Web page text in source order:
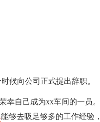
候向公司正式提出辞职。
幸自己成为xx车间的一员
能够去吸足够多的工作经验